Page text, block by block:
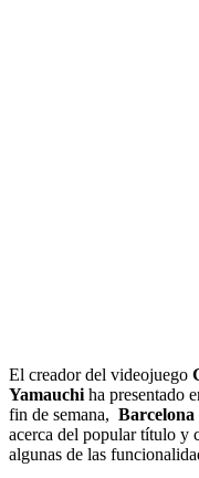
El creador del videojuego
Yamauchi ha presentado
fin de semana, Barcelona
acerca del popular título y
algunas de las